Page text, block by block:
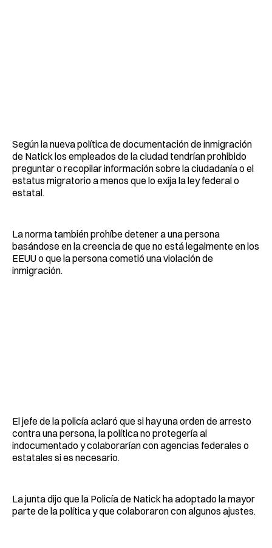
Según la nueva política de documentación de inmigración
de Natick los empleados de la ciudad tendrían prohibido
preguntar o recopilar información sobre la ciudadanía o el
estatus migratorio a menos que lo exija la ley federal o
estatal.
La norma también prohíbe detener a una persona
basándose en la creencia de que no está legalmente en los
EEUU o que la persona cometió una violación de
inmigración.
El jefe de la policía aclaró que si hay una orden de arresto
contra una persona, la política no protegería al
indocumentado y colaborarían con agencias federales o
estatales si es necesario.
La junta dijo que la Policía de Natick ha adoptado la mayor
parte de la política y que colaboraron con algunos ajustes.